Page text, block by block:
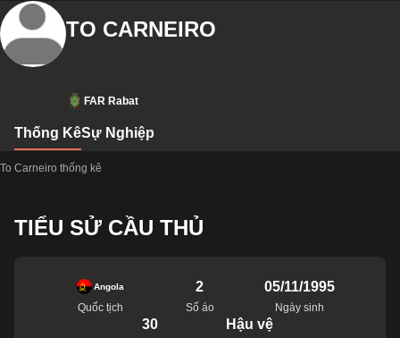
TO CARNEIRO
FAR Rabat
Thống KêSự Nghiệp
To Carneiro thống kê
TIỂU SỬ CẦU THỦ
Angola
Quốc tịch
2
Số áo
05/11/1995
Ngày sinh
30 Hậu vệ